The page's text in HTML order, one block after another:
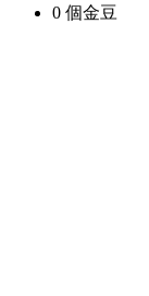
0 個金豆